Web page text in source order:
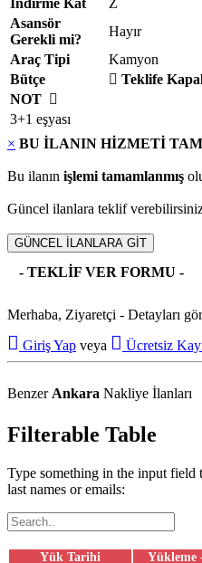
Asansör
Gerekli mi?
Hayır
Araç Tipi
Kamyon
Bütçe
Teklife
NOT
3+1 eşyası
× BU İLANIN HİZMETİ
Bu ilanın işlemi tamamlanmış
Güncel ilanlara teklif
GÜNCEL İLANLARA GİT
- TEKLİF VER FORMU -
Merhaba, Ziyaretçi - Detayları
Giriş Yap veya Ücretsiz
Benzer Ankara Nakliye İlanları
Filterable Table
Type something in the input field
last names or emails:
Yük Tarihi Yükleme